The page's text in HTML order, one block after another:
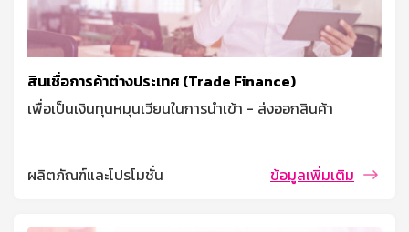
สินเชื่อการค้าต่างประเทศ (Trade Finance)
เพื่อเป็นเงินทุนหมุนเวียนในการนำเข้า - ส่งออกสินค้า
ผลิตภัณฑ์และโปรโมชั่น ข้อมูลเพิ่มเติม